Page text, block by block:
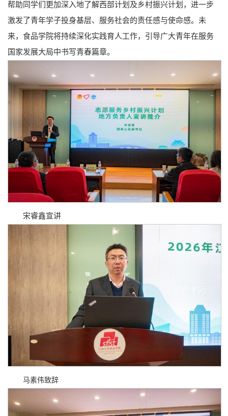
帮助同学们更加深入地了解西部计划及乡村振兴计划，进一步
激发了青年学子投身基层、服务社会的责任感与使命感。未
来，食品学院将持续深化实践育人工作，引导广大青年在服务
国家发展大局中书写青春篇章。
宋睿鑫宣讲
马素伟致辞